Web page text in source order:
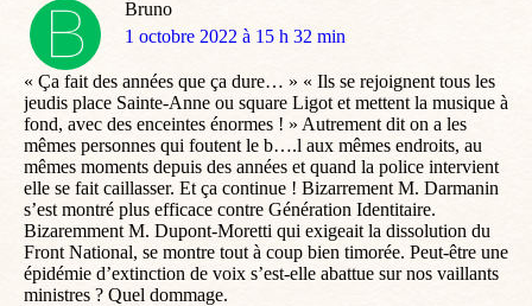
Bruno
dit
1 octobre 2022 à 15 h 32 min
« Ça fait des années que ça dure… » « Ils se rejoignent tous les
jeudis place Sainte-Anne ou square Ligot et mettent la musique à
fond, avec des enceintes énormes ! » Autrement dit on a les
mêmes personnes qui foutent le b….l aux mêmes endroits, au
mêmes moments depuis des années et quand la police intervient
elle se fait caillasser. Et ça continue ! Bizarrement M. Darmanin
s’est montré plus efficace contre Génération Identitaire.
Bizaremment M. Dupont-Moretti qui exigeait la dissolution du
Front National, se montre tout à coup bien timorée. Peut-être une
épidémie d’extinction de voix s’est-elle abattue sur nos vaillants
ministres ? Quel dommage.